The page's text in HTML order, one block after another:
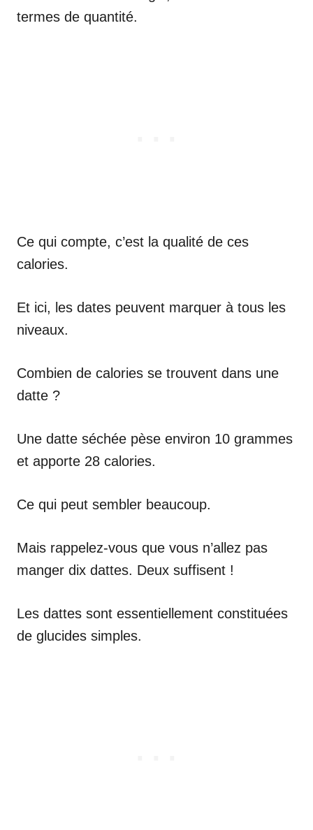
termes de quantité.
Ce qui compte, c’est la qualité de ces
calories.
Et ici, les dates peuvent marquer à tous les
niveaux.
Combien de calories se trouvent dans une
datte ?
Une datte séchée pèse environ 10 grammes
et apporte 28 calories.
Ce qui peut sembler beaucoup.
Mais rappelez-vous que vous n’allez pas
manger dix dattes. Deux suffisent !
Les dattes sont essentiellement constituées
de glucides simples.